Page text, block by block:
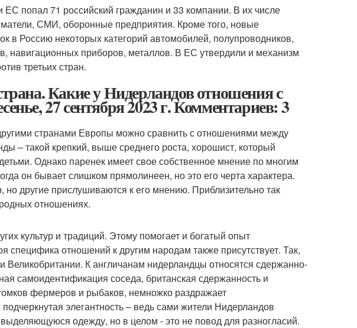
попал 71 российский гражданин и 33 компании. В их числе
СМИ, оборонные предприятия. Кроме того, новые
в Россию некоторых категорий автомобилей, полупроводников,
навигационных приборов, металлов. В ЕС утвердили и механизм
третьих стран.
Какие у Нидерландов отношения с
27 сентября 2023 г. Комментариев: 3
странами Европы можно сравнить с отношениями между
– такой крепкий, выше среднего роста, хорошист, который
Однако паренек имеет свое собственное мнение по многим
он бывает слишком прямолинеен, но это его черта характера.
другие прислушиваются к его мнению. Приблизительно так
отношениях.
культур и традиций. Этому помогает и богатый опыт
специфика отношений к другим народам также присутствует. Так,
К англичанам нидерландцы относятся сдержанно-
самоидентификация соседа, британская сдержанность и
фермеров и рыбаков, немножко раздражает
элегантность – ведь сами жители Нидерландов
одежду, но в целом - это не повод для разногласий.